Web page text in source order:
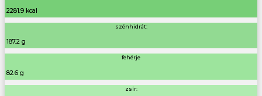
2281.9 kcal
szénhidrát:
187.2 g
fehérje
82.6 g
zsír: